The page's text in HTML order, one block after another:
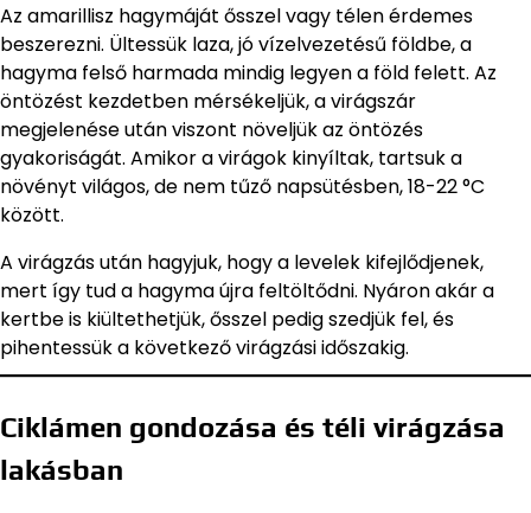
Az amarillisz hagymáját ősszel vagy télen érdemes
beszerezni. Ültessük laza, jó vízelvezetésű földbe, a
hagyma felső harmada mindig legyen a föld felett. Az
öntözést kezdetben mérsékeljük, a virágszár
megjelenése után viszont növeljük az öntözés
gyakoriságát. Amikor a virágok kinyíltak, tartsuk a
növényt világos, de nem tűző napsütésben, 18-22 °C
között.
A virágzás után hagyjuk, hogy a levelek kifejlődjenek,
mert így tud a hagyma újra feltöltődni. Nyáron akár a
kertbe is kiültethetjük, ősszel pedig szedjük fel, és
pihentessük a következő virágzási időszakig.
Ciklámen gondozása és téli virágzása
lakásban